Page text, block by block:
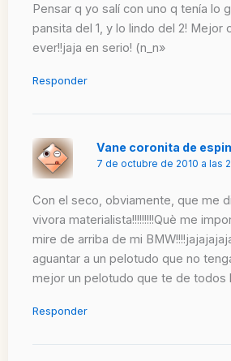
Pensar q yo salí con uno q tenía lo
pansita del 1, y lo lindo del 2! Mejor
ever!!jaja en serio! (n_n»
Responder
Vane coronita de
7 de octubre de 2010 a las
Con el seco, obviamente, que me
vivora materialista!!!!!!!!!Què me
mire de arriba de mi
aguantar a un pelotudo que no
mejor un pelotudo que te de todos
Responder